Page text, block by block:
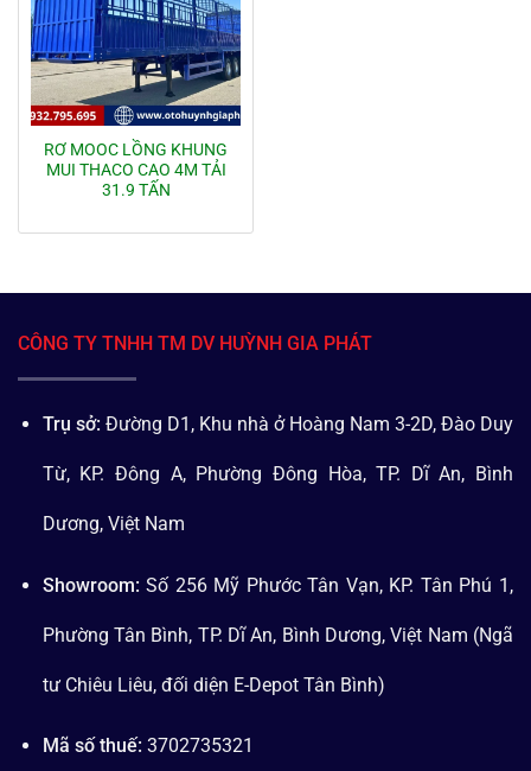
RƠ MOOC LỒNG KHUNG
MUI THACO CAO 4M TẢI
31.9 TẤN
CÔNG TY TNHH TM DV HUỲNH GIA PHÁT
Trụ sở: Đường D1, Khu nhà ở Hoàng Nam 3-2D, Đào Duy
Từ, KP. Đông A, Phường Đông Hòa, TP. Dĩ An, Bình
Dương, Việt Nam
Showroom: Số 256 Mỹ Phước Tân Vạn, KP. Tân Phú 1,
Phường Tân Bình, TP. Dĩ An, Bình Dương, Việt Nam (Ngã
tư Chiêu Liêu, đối diện E-Depot Tân Bình)
Mã số thuế: 3702735321